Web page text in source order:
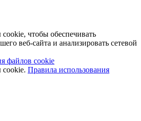
чтобы обеспечивать
веб-сайта и анализировать сетевой
файлов cookie
Правила использования